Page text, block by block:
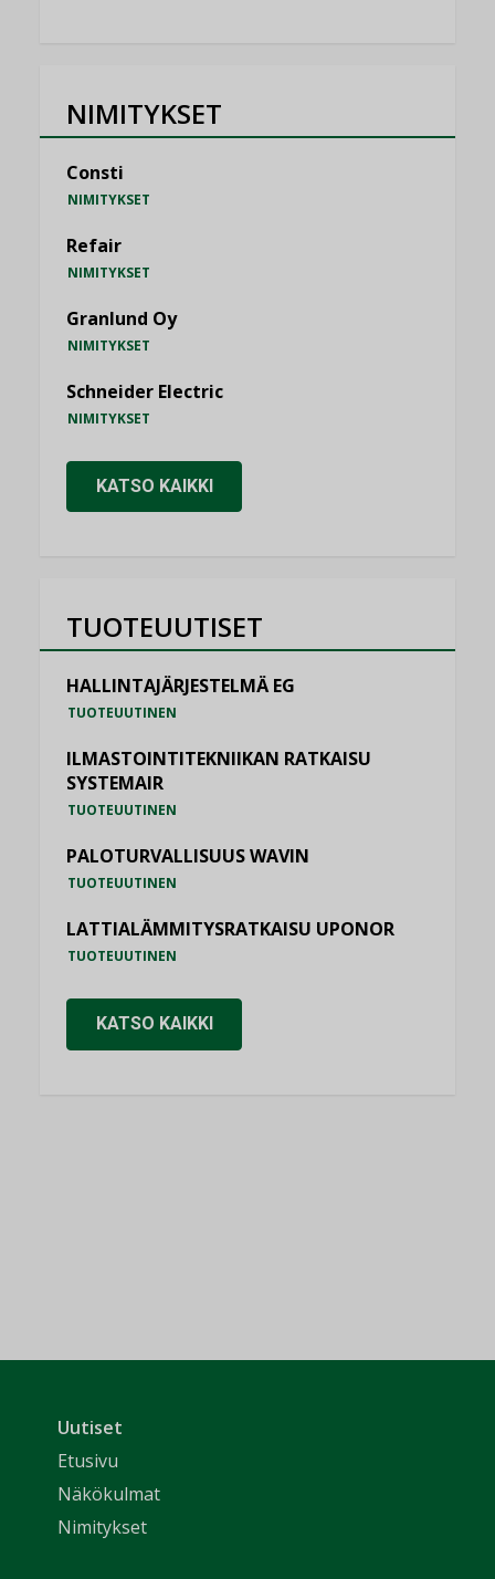
NIMITYKSET
Consti
NIMITYKSET
Refair
NIMITYKSET
Granlund Oy
NIMITYKSET
Schneider Electric
NIMITYKSET
KATSO KAIKKI
TUOTEUUTISET
HALLINTAJÄRJESTELMÄ EG
TUOTEUUTINEN
ILMASTOINTITEKNIIKAN RATKAISU
SYSTEMAIR
TUOTEUUTINEN
PALOTURVALLISUUS WAVIN
TUOTEUUTINEN
LATTIALÄMMITYSRATKAISU UPONOR
TUOTEUUTINEN
KATSO KAIKKI
Uutiset
Etusivu
Näkökulmat
Nimitykset